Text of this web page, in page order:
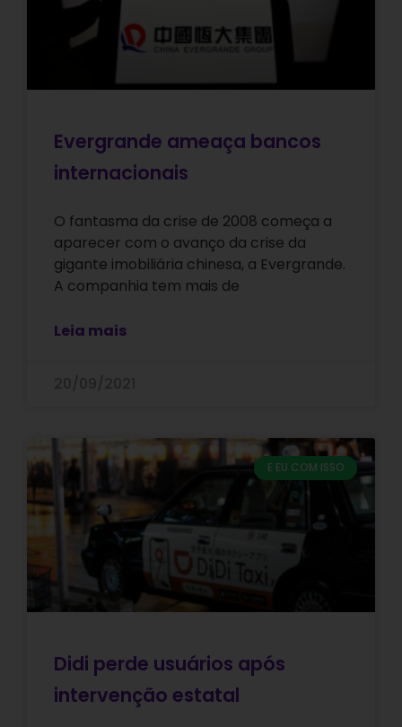
Evergrande ameaça bancos
internacionais
O fantasma da crise de 2008 começa a
aparecer com o avanço da crise da
gigante imobiliária chinesa, a Evergrande.
A companhia tem mais de
Leia mais
E EU COM ISSO
Didi perde usuários após
intervenção estatal